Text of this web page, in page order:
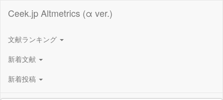
Ceek.jp Altmetrics (α ver.)
文献ランキング
新着文献
新着投稿